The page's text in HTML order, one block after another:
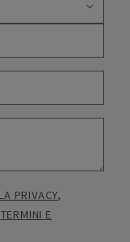
PRIVACY,
TERMINI E